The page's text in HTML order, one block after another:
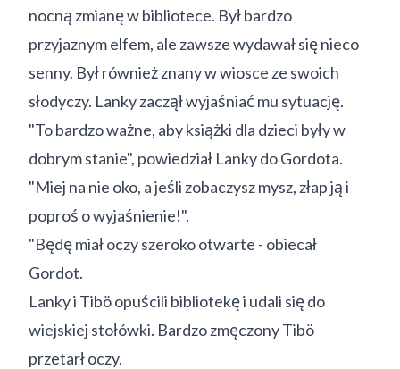
nocną zmianę w bibliotece. Był bardzo
przyjaznym elfem, ale zawsze wydawał się nieco
senny. Był również znany w wiosce ze swoich
słodyczy. Lanky zaczął wyjaśniać mu sytuację.
"To bardzo ważne, aby książki dla dzieci były w
dobrym stanie", powiedział Lanky do Gordota.
"Miej na nie oko, a jeśli zobaczysz mysz, złap ją i
poproś o wyjaśnienie!".
"Będę miał oczy szeroko otwarte - obiecał
Gordot.
Lanky i Tibö opuścili bibliotekę i udali się do
wiejskiej stołówki. Bardzo zmęczony Tibö
przetarł oczy.